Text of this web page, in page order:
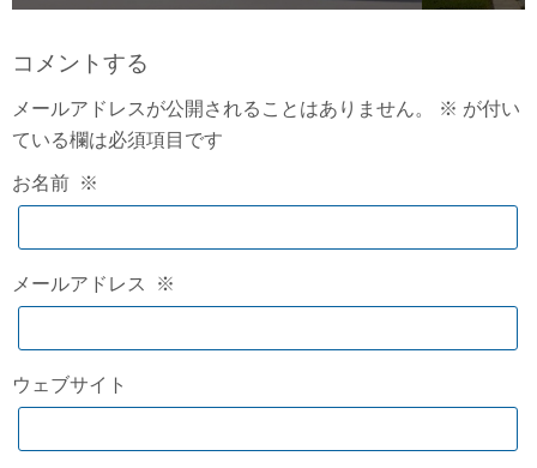
コメントする
メールアドレスが公開されることはありません。 ※ が付い
ている欄は必須項目です
お名前 ※
メールアドレス ※
ウェブサイト